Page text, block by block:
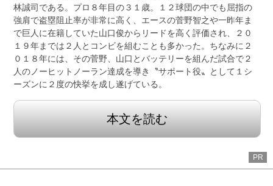
林誠司である。プロ８年目の３１歳。１２球団の中でも屈指の
強肩で盗塁阻止率が非常に高く、エースの菅野智之や一昨年ま
で巨人に在籍していた山口俊からリードを高く評価され、２０
１９年までは２人とコンビを組むことも多かった。ちなみに２
０１８年には、その菅野、山口とバッテリーを組んだ試合で２
人のノーヒットノーラン達成を導き〝サポート役〟として１シ
ーズンに２度の快挙を成し遂げている。
本文を読む
PR